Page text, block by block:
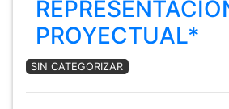
PROYECTUAL*
SIN CATEGORIZAR